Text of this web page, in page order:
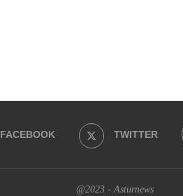
FACEBOOK TWITTER
@2023 - Asturnews